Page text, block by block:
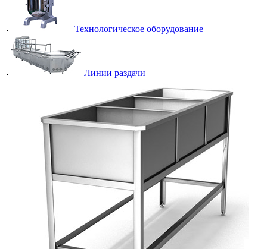
Технологическое оборудование
Линии раздачи